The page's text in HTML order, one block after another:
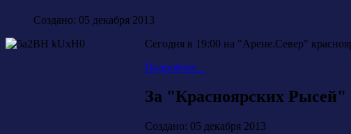
Создано: 05 декабря 2013
Сегодня в 19:00 на "Арене.Север"
Подробнее...
За "Красноярских Рысей"
Создано: 05 декабря 2013